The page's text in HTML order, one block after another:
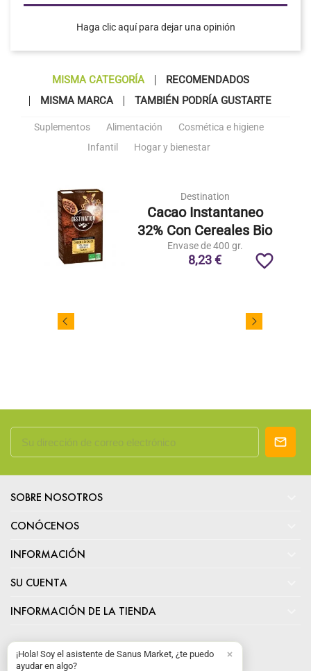
Haga clic aquí para dejar una opinión
MISMA CATEGORÍA
RECOMENDADOS
MISMA MARCA
TAMBIÉN PODRÍA GUSTARTE
Suplementos Alimentación
Cosmética e higiene
Infantil
Hogar y bienestar
Destination
Cacao Instantaneo
32% Con Cereales Bio
Envase de 400 gr.
8,23 € favorite_border
SOBRE NOSOTROS
CONÓCENOS
INFORMACIÓN
SU CUENTA
INFORMACIÓN DE LA TIENDA
¡Hola! Soy el asistente de Sanus Market, ¿te puedo
ayudar en algo?